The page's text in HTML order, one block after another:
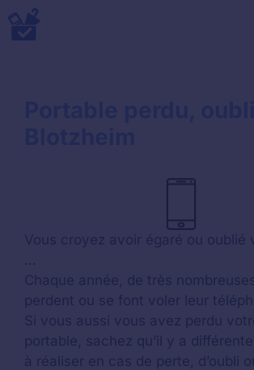
Aller
au
Vous croyez avoir égaré ou oublié
…
Chaque année, de très
perdent ou se font voler leur
Si vous aussi vous avez perdu
portable, sachez qu’il y a
à réaliser en cas de perte, d’oubli